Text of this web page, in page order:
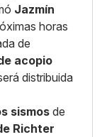
Jazmín
horas
de
acopio
distribuida
sismosde
Richter